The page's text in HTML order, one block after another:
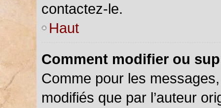
contactez-le.
Haut
Comment modifier ou
Comme pour les
modifiés que par l’auteur